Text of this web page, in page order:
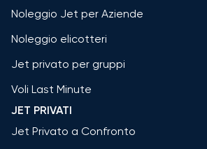
Noleggio Jet per Aziende
Noleggio elicotteri
Jet privato per gruppi
Voli Last Minute
JET PRIVATI
Jet Privato a Confronto